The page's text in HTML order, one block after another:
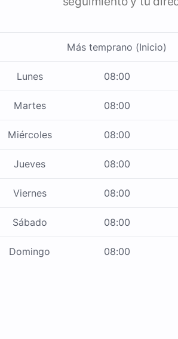
Más temprano (Inicio)
Lunes 08:00
Martes 08:00
Miércoles 08:00
Jueves 08:00
Viernes 08:00
Sábado 08:00
Domingo 08:00